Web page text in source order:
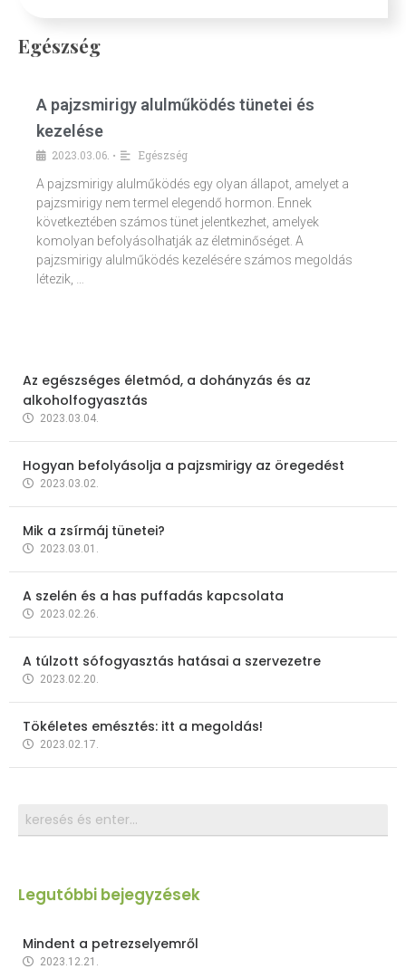
Egészség
A pajzsmirigy alulműködés tünetei és
kezelése
2023.03.06. •
Egészség
A pajzsmirigy alulműködés egy olyan állapot, amelyet a
pajzsmirigy nem termel elegendő hormon. Ennek
következtében számos tünet jelentkezhet, amelyek
komolyan befolyásolhatják az életminőséget. A
pajzsmirigy alulműködés kezelésére számos megoldás
létezik, …
Az egészséges életmód, a dohányzás és az
alkoholfogyasztás
2023.03.04.
Hogyan befolyásolja a pajzsmirigy az öregedést
2023.03.02.
Mik a zsírmáj tünetei?
2023.03.01.
A szelén és a has puffadás kapcsolata
2023.02.26.
A túlzott sófogyasztás hatásai a szervezetre
2023.02.20.
Tökéletes emésztés: itt a megoldás!
2023.02.17.
Legutóbbi bejegyzések
Mindent a petrezselyemről
2023.12.21.